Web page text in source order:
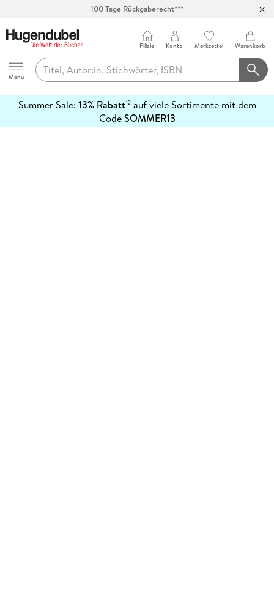
100 Tage Rückgaberecht***
Hugendubel
Menu
Filiale Konto Merkzettel Warenkorb
Summer Sale: 13% Rabatt12auf viele Sortimente mit dem
CodeSOMMER13
erfahren